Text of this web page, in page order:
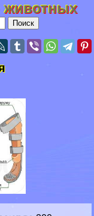
животных